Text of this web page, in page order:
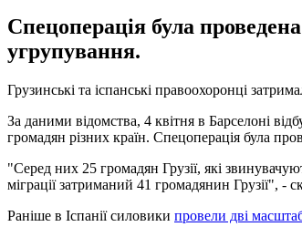
Спецоперація була
угрупування.
Грузинські та іспанські правоохоронці
За даними відомства, 4 квітня в Барселоні
громадян різних країн. Спецоперація була
"Серед них 25 громадян Грузії, які
міграції затриманий 41 громадянин Грузії", -
Раніше в Іспанії силовики провели дві